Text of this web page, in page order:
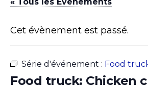
commune
Cet évènement est passé.
Série d'événement : Food
Food truck: Chicken